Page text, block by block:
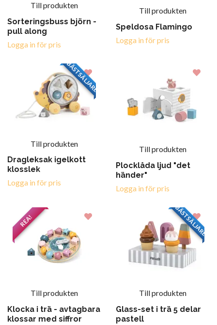
Till produkten
Sorteringsbuss björn -
pull along
Logga in för pris
Till produkten
Speldosa Flamingo
Logga in för pris
BÄSTSÄLJARE
Till produkten
Dragleksak igelkott
klosslek
Logga in för pris
Till produkten
Plocklåda ljud "det
händer"
Logga in för pris
REA!
Till produkten
Klocka i trä - avtagbara
klossar med siffror
BÄSTSÄLJARE
Till produkten
Glass-set i trä 5 delar
pastell